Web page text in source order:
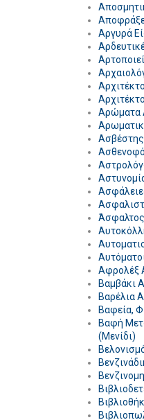
Αργυρά
Αρώματα
Αφρολέξ
Βαμβάκι
Βαρέλια
Βαφεία,
Βαφή
(Μενίδι)